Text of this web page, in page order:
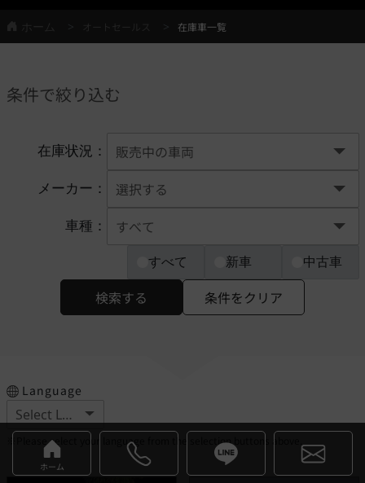
ホーム
在庫車一覧
条件で絞り込む
在庫状況：
メーカー：
車種：
すべて 新車 中古車
検索する 条件をクリア
Language
※Please select your language from the selection buttons above.